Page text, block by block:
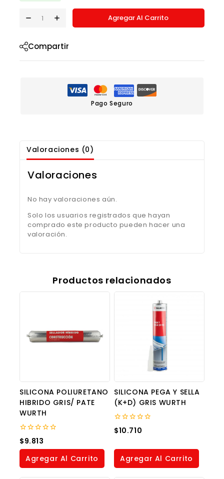
Agregar Al Carrito
Compartir
Pago Seguro
Valoraciones (0)
Valoraciones
No hay valoraciones aún.
Solo los usuarios registrados que hayan
comprado este producto pueden hacer una
valoración.
Productos relacionados
SILICONA POLIURETANO
HIBRIDO GRIS/ PATE
WURTH
0
out
of
$9.813
Agregar Al Carrito
SILICONA PEGA Y SELLA
(K+D) GRIS WURTH
0
out
5
$10.710
Agregar Al Carrito